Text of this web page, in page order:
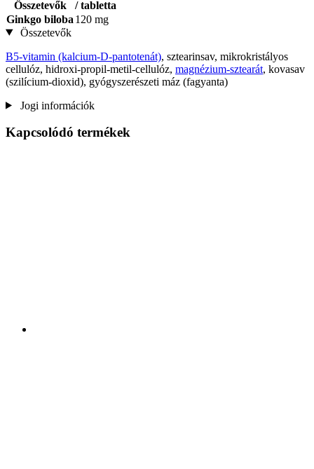
Összetevők
/ tabletta
Ginkgo biloba 120 mg
Összetevők
B5-vitamin (kalcium-D-pantotenát), sztearinsav, mikrokristályos
cellulóz, hidroxi-propil-metil-cellulóz, magnézium-sztearát, kovasav
(szilícium-dioxid), gyógyszerészeti máz (fagyanta)
Jogi információk
Kapcsolódó termékek